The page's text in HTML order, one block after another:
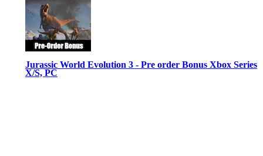
Jurassic World Evolution 3 - Pre order Bonus Xbox Series
X/S, PC